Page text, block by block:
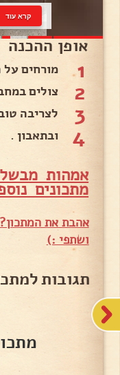
קרא עוד
אופן ההכנה
1 מורחים על
2 צולים
3 לצריבה
4 ובתאבון .
אמהות
מתכונים
אהבת את
ושתפי :)
תגובות